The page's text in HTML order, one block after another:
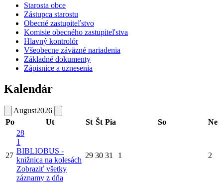
Starosta obce
Zástupca starostu
Obecné zastupiteľstvo
Komisie obecného zastupiteľstva
Hlavný kontrolór
Všeobecne záväzné nariadenia
Základné dokumenty
Zápisnice a uznesenia
Kalendár
August2026
Po
Ut St Št Pia So Ne
27
28
1
BIBLIOBUS -
knižnica na kolesách
Zobraziť všetky
záznamy z dňa
29 30 31 1 2